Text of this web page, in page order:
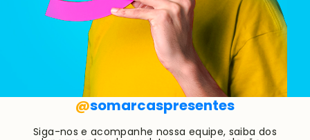
@somarcaspresentes
Siga-nos e acompanhe nossa equipe, saiba dos